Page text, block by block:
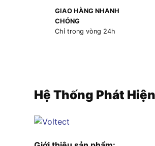
GIAO HÀNG NHANH
CHÓNG
Chỉ trong vòng 24h
Hệ Thống Phát